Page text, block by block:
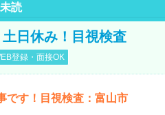
未読
日休み！目視検査
登録・面接OK
です！目視検査：富山市